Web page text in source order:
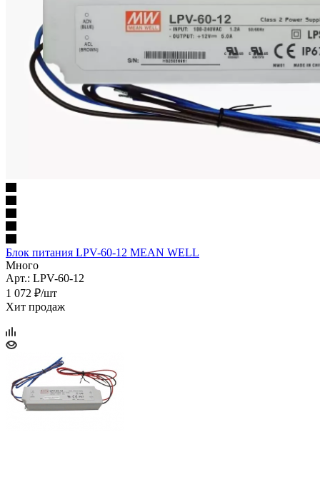
Блок питания LPV-60-12 MEAN WELL
Много
Арт.: LPV-60-12
1 072 ₽/шт
Хит продаж